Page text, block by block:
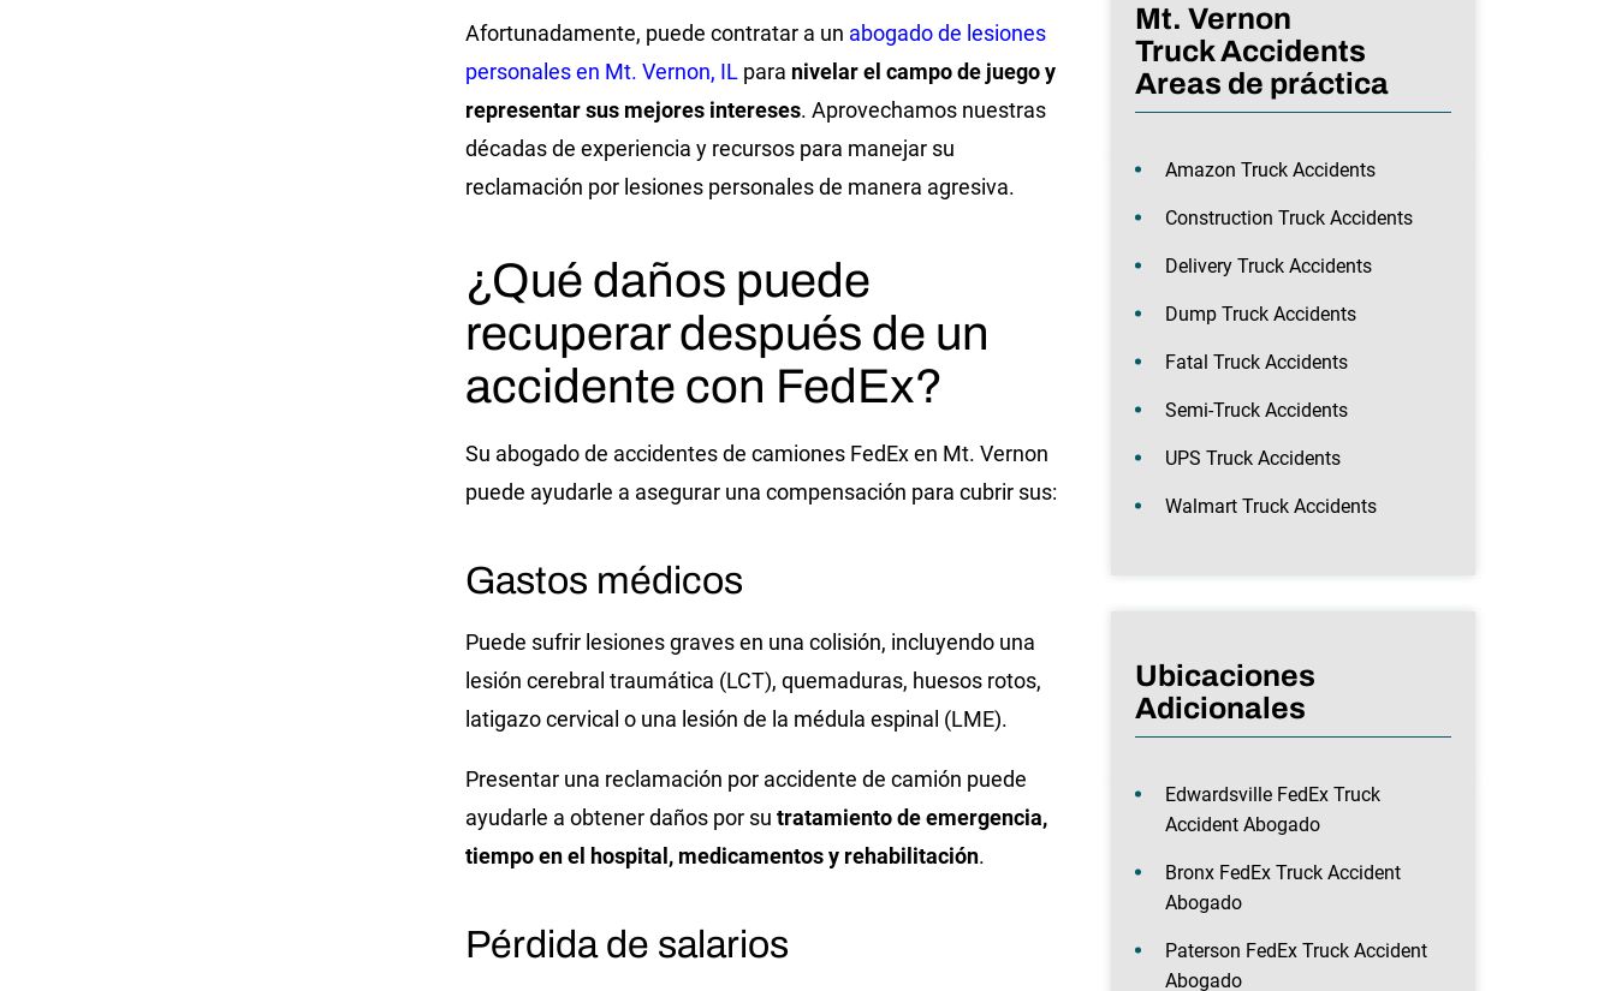
Afortunadamente, puede contratar a un abogado de lesiones
personales en Mt. Vernon, IL para nivelar el campo de juego y
representar sus mejores intereses. Aprovechamos nuestras
décadas de experiencia y recursos para manejar su
reclamación por lesiones personales de manera agresiva.
¿Qué daños puede
recuperar después de un
accidente con FedEx?
Su abogado de accidentes de camiones FedEx en Mt. Vernon
puede ayudarle a asegurar una compensación para cubrir sus:
Gastos médicos
Puede sufrir lesiones graves en una colisión, incluyendo una
lesión cerebral traumática (LCT), quemaduras, huesos rotos,
latigazo cervical o una lesión de la médula espinal (LME).
Presentar una reclamación por accidente de camión puede
ayudarle a obtener daños por su tratamiento de emergencia,
tiempo en el hospital, medicamentos y rehabilitación.
Pérdida de salarios
Mt. Vernon
Truck Accidents
Areas de práctica
Amazon Truck Accidents
Construction Truck Accidents
Delivery Truck Accidents
Dump Truck Accidents
Fatal Truck Accidents
Semi-Truck Accidents
UPS Truck Accidents
Walmart Truck Accidents
Ubicaciones
Adicionales
Edwardsville FedEx Truck
Accident Abogado
Bronx FedEx Truck Accident
Abogado
Paterson FedEx Truck Accident
Abogado